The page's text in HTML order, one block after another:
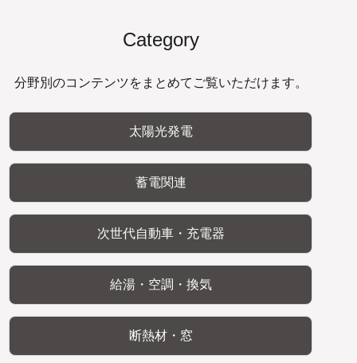
Category
分野別のコンテンツをまとめてご覧いただけます。
太陽光発電
蓄電関連
次世代自動車・充電器
給湯・空調・換気
断熱材・窓